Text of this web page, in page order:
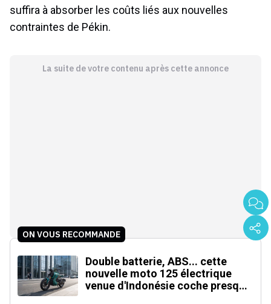
suffira à absorber les coûts liés aux nouvelles
contraintes de Pékin.
La suite de votre contenu après cette annonce
ON VOUS RECOMMANDE
Double batterie, ABS... cette
nouvelle moto 125 électrique
venue d'Indonésie coche presque